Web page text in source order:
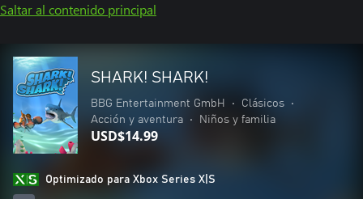
Saltar al contenido principal
SHARK! SHARK!
BBG Entertainment GmbH • Clásicos
•
Acción y aventura
• Niños y familia
USD$14.99
Optimizado para Xbox Series X|S